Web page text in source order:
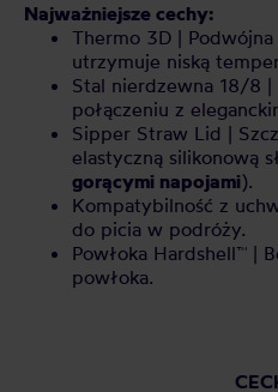
Najważniejsze cechy:
Thermo 3D |
utrzymuje niską
Stal nierdzewna 18/8 |
połączeniu z
Sipper Straw Lid |
elastyczną silikonową
gorącymi napojami).
Kompatybilność z
do picia w podróży.
Powłoka Hardshell™ |
powłoka.